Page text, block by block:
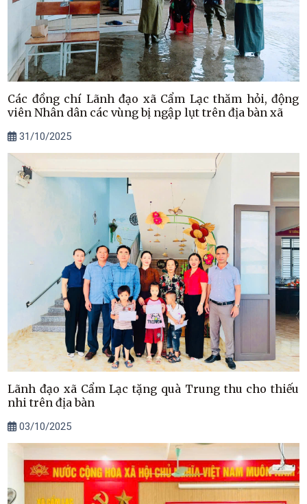
Các đồng chí Lãnh đạo xã Cẩm Lạc thăm hỏi, động
viên Nhân dân các vùng bị ngập lụt trên địa bàn xã
31/10/2025
Lãnh đạo xã Cẩm Lạc tặng quà Trung thu cho thiếu
nhi trên địa bàn
03/10/2025